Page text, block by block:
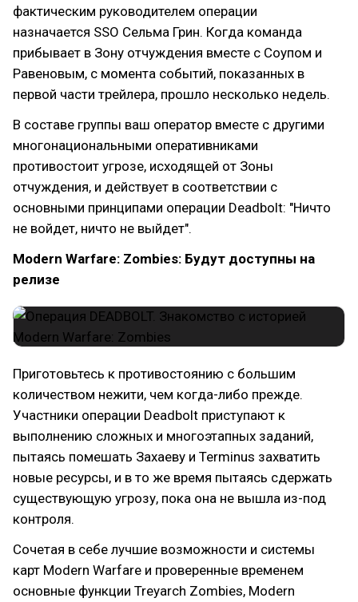
фактическим руководителем операции
назначается SSO Сельма Грин. Когда команда
прибывает в Зону отчуждения вместе с Соупом и
Равеновым, с момента событий, показанных в
первой части трейлера, прошло несколько недель.
В составе группы ваш оператор вместе с другими
многонациональными оперативниками
противостоит угрозе, исходящей от Зоны
отчуждения, и действует в соответствии с
основными принципами операции Deadbolt: "Ничто
не войдет, ничто не выйдет".
Modern Warfare: Zombies: Будут доступны на
релизе
Приготовьтесь к противостоянию с большим
количеством нежити, чем когда-либо прежде.
Участники операции Deadbolt приступают к
выполнению сложных и многоэтапных заданий,
пытаясь помешать Захаеву и Terminus захватить
новые ресурсы, и в то же время пытаясь сдержать
существующую угрозу, пока она не вышла из-под
контроля.
Сочетая в себе лучшие возможности и системы
карт Modern Warfare и проверенные временем
основные функции Treyarch Zombies, Modern